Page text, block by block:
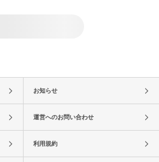
お知らせ
運営へのお問い合わせ
利用規約